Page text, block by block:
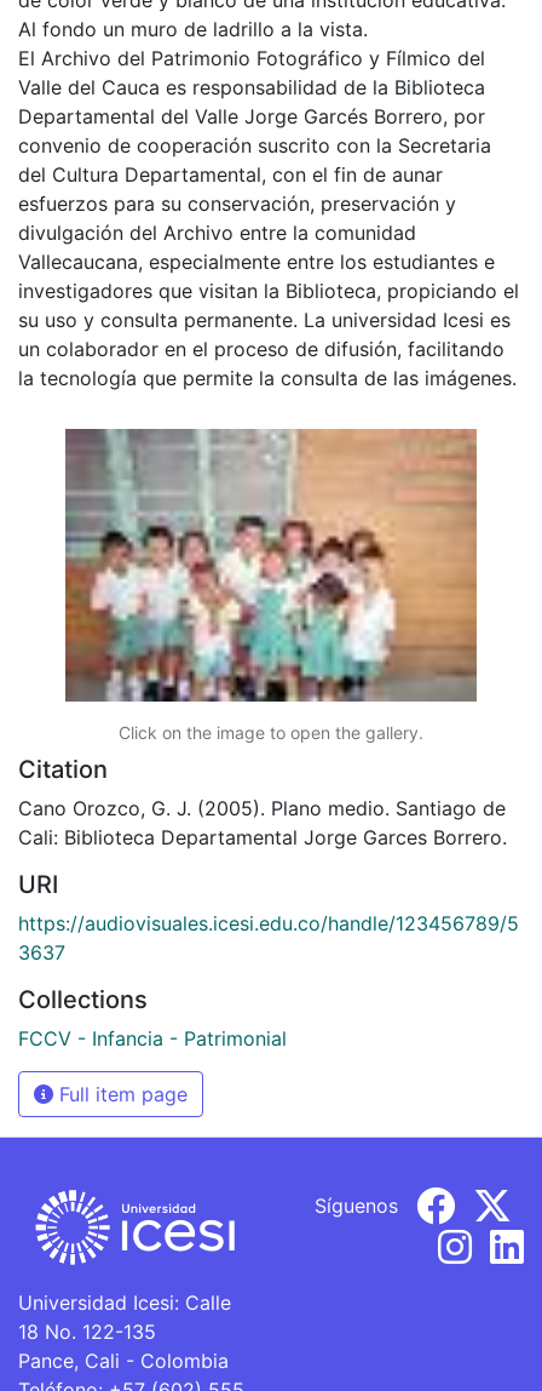
Al fondo un muro de ladrillo a la vista.
El Archivo del Patrimonio Fotográfico y Fílmico del
Valle del Cauca es responsabilidad de la Biblioteca
Departamental del Valle Jorge Garcés Borrero, por
convenio de cooperación suscrito con la Secretaria
del Cultura Departamental, con el fin de aunar
esfuerzos para su conservación, preservación y
divulgación del Archivo entre la comunidad
Vallecaucana, especialmente entre los estudiantes e
investigadores que visitan la Biblioteca, propiciando el
su uso y consulta permanente. La universidad Icesi es
un colaborador en el proceso de difusión, facilitando
la tecnología que permite la consulta de las imágenes.
Click on the image to open the gallery.
Citation
Cano Orozco, G. J. (2005). Plano medio. Santiago de
Cali: Biblioteca Departamental Jorge Garces Borrero.
URI
https://audiovisuales.icesi.edu.co/handle/123456789/5
3637
Collections
FCCV - Infancia - Patrimonial
Full item page
Universidad Icesi: Calle
18 No. 122-135
Pance, Cali - Colombia
Síguenos